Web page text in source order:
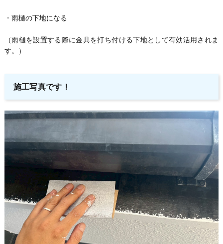
・雨樋の下地になる
（雨樋を設置する際に金具を打ち付ける下地として有効活用されま
す。）
施工写真です！